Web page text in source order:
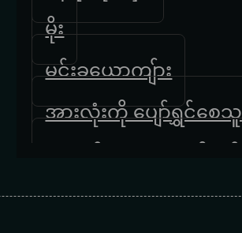
မိုး
မင်းခယောကျ်ား
အားလုံးကို ပျော်ရွှင်စေသူ
လျော့ကြိုးကုန်ချိန်